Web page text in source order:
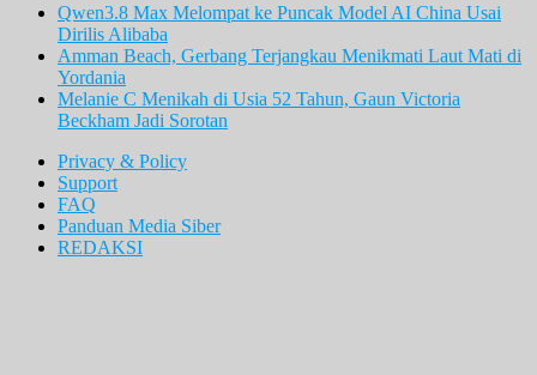
Qwen3.8 Max Melompat ke Puncak Model AI China Usai
Dirilis Alibaba
Amman Beach, Gerbang Terjangkau Menikmati Laut Mati di
Yordania
Melanie C Menikah di Usia 52 Tahun, Gaun Victoria
Beckham Jadi Sorotan
Privacy & Policy
Support
FAQ
Panduan Media Siber
REDAKSI